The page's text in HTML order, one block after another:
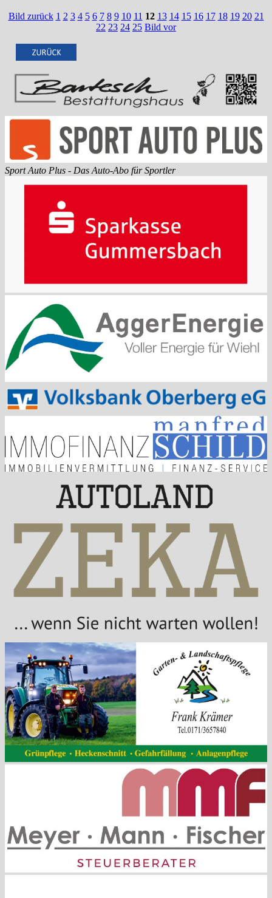
Bild zurück 1 2 3 4 5 6 7 8 9 10 11 12 13 14 15 16 17 18 19 20 21
22 23 24 25 Bild vor
Sport Auto Plus - Das Auto-Abo für Sportler